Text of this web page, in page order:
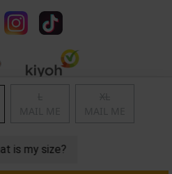
| Privacy
- 2026 Soccerfanshop